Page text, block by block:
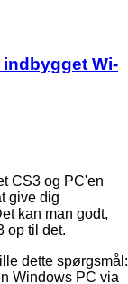
indbygget Wi-
CS3 og PC'en
give dig
kan man godt,
op til det.
dette spørgsmål:
Windows PC via